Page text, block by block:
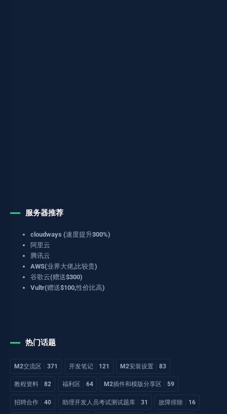
服务器推荐
cloudways (速度提升300%)
阿里云
腾讯云
AWS(业界大佬,比较贵)
谷歌云(赠送$300)
Vultr(赠送$100,性价比高)
热门话题
M2交流区 371 开发笔记 121 M2安装设置 83
教程资料 82 福利区 64 M2插件和模版分享区 59
招聘合作 40 助理开发人员考试测试题库 31 故障排除 16